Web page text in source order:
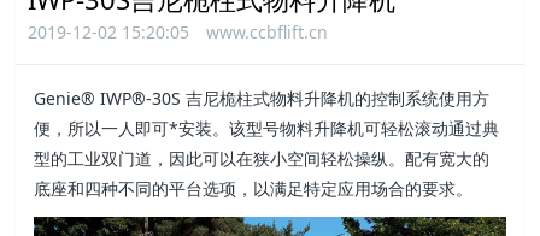
2019-12-02 15:20:05 www.ccbflift.cn
Genie® IWP®-30S 吉尼桅柱式物料升降机的控制系统使用方
便，所以一人即可*安装。该型号物料升降机可轻松滚动通过典
型的工业双门道，因此可以在狭小空间轻松操纵。配有宽大的
底座和四种不同的平台选项，以满足特定应用场合的要求。